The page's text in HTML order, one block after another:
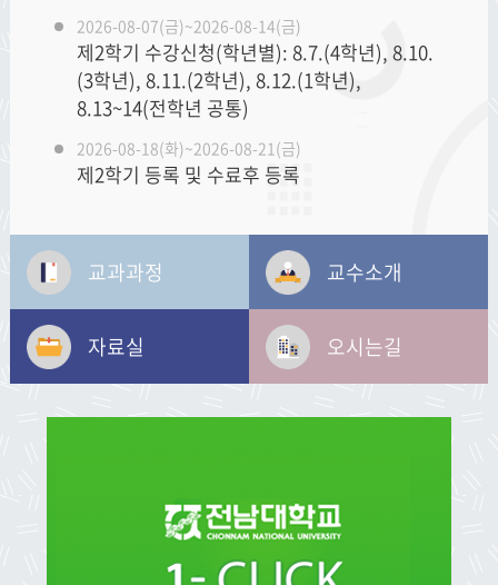
2026-08-07(금)~2026-08-14(금)
제2학기 수강신청(학년별): 8.7.(4학년), 8.10.
(3학년), 8.11.(2학년), 8.12.(1학년),
8.13~14(전학년 공통)
2026-08-18(화)~2026-08-21(금)
제2학기 등록 및 수료후 등록
제74회 후기('26년 8월) 학위수여식
교과과정 교수소개
자료실 오시는길